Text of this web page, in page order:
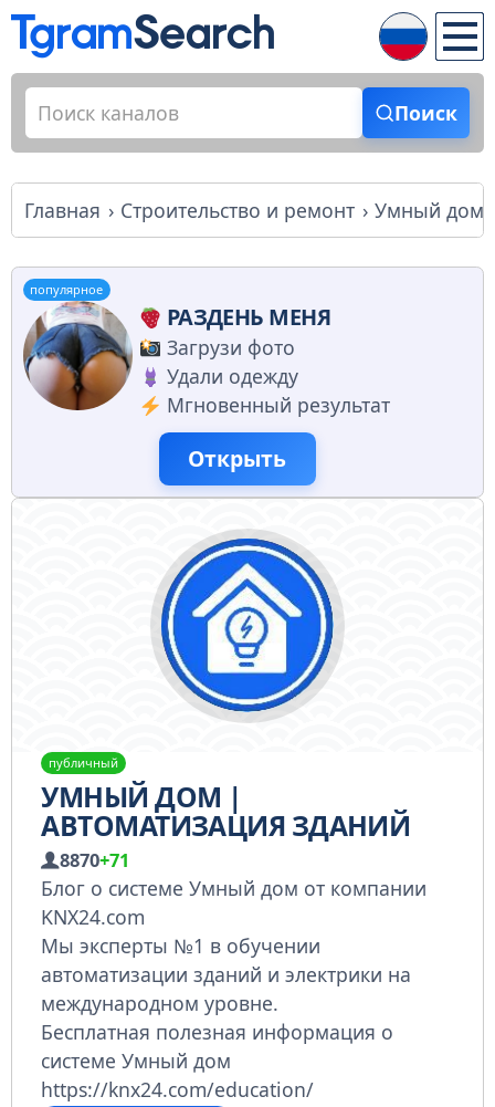
Поиск
Главная Строительство и ремонт Умный дом
популярное
РАЗДЕНЬ МЕНЯ
Загрузи фото
Удали одежду
Мгновенный результат
Открыть
публичный
УМНЫЙ ДОМ |
АВТОМАТИЗАЦИЯ ЗДАНИЙ
8870+71
Блог о системе Умный дом от компании
KNX24.com
Мы эксперты №1 в обучении
автоматизации зданий и электрики на
международном уровне.
Бесплатная полезная информация о
системе Умный дом
https://knx24.com/education/